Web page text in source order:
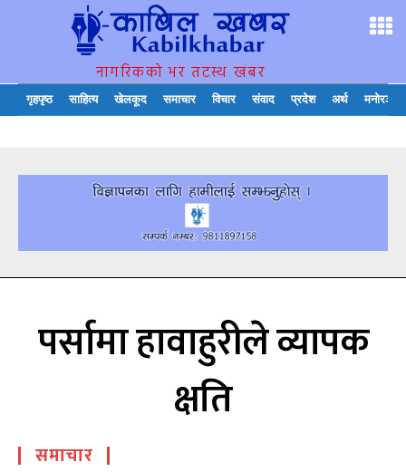
नागरिकको भर तटस्थ खबर
गृहपृष्ठ साहित्य खेलकूद समाचार विचार संवाद प्रदेश अर्थ मनोरञ्जन
पर्सामा हावाहुरीले व्यापक
क्षति
समाचार